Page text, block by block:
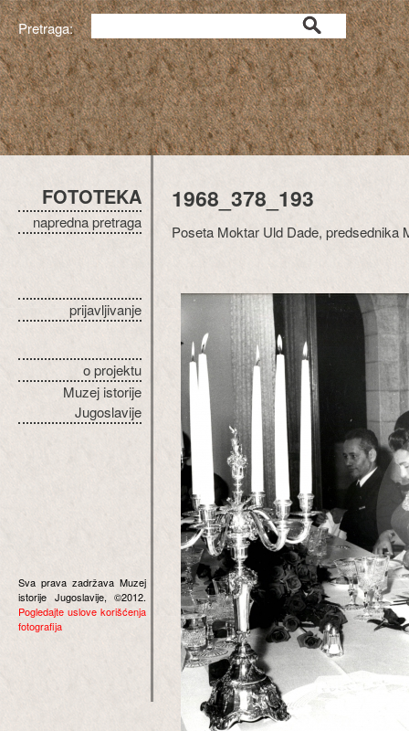
Pretraga:
FOTOTEKA
napredna pretraga
prijavljivanje
o projektu
Muzej istorije
Jugoslavije
Sva prava zadržava Muzej
istorije Jugoslavije, ©2012.
Pogledajte uslove korišćenja
fotografija
1968_378_193
Poseta Moktar Uld Dade, predsednika